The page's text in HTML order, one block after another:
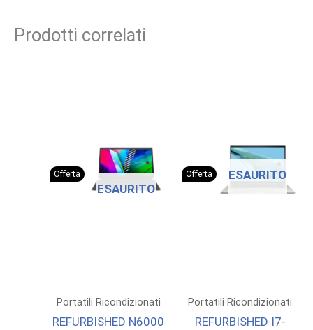
Prodotti correlati
Offerta
ESAURITO
Portatili Ricondizionati
REFURBISHED N6000
Offerta ESAURITO
Portatili Ricondizionati
REFURBISHED I7-